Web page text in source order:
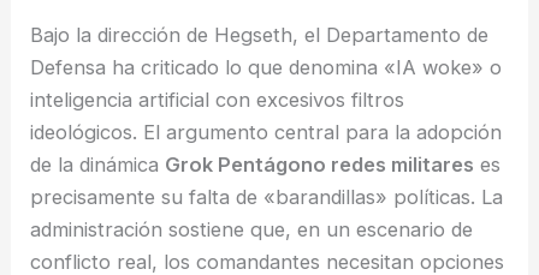
Bajo la dirección de Hegseth, el Departamento de
Defensa ha criticado lo que denomina «IA woke» o
inteligencia artificial con excesivos filtros
ideológicos. El argumento central para la adopción
de la dinámica Grok Pentágono redes militares es
precisamente su falta de «barandillas» políticas. La
administración sostiene que, en un escenario de
conflicto real, los comandantes necesitan opciones